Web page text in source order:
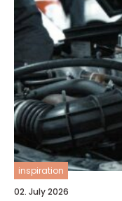
inspiration
02. July 2026